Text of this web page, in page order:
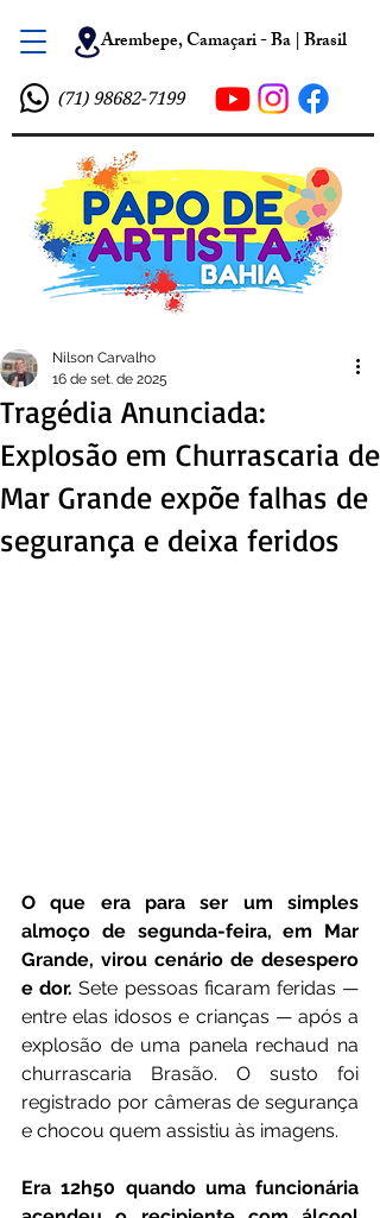
Arembepe, Camaçari - Ba | Brasil
(71) 98682-7199
Tragédia Anunciada:
Explosão em Churrascaria de
Mar Grande expõe falhas de
segurança e deixa feridos
Nilson Carvalho
16 de set. de 2025
O que era para ser um simples
almoço de segunda-feira, em Mar
Grande, virou cenário de desespero
e dor. Sete pessoas ficaram feridas —
entre elas idosos e crianças — após a
explosão de uma panela rechaud na
churrascaria Brasão. O susto foi
registrado por câmeras de segurança
e chocou quem assistiu às imagens.
Era 12h50 quando uma funcionária